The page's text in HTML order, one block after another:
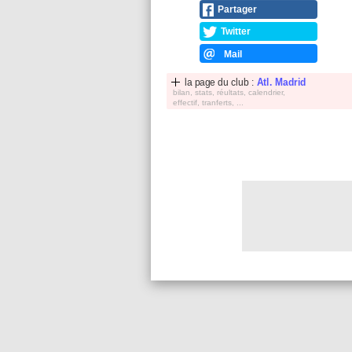
Partager
Twitter
Mail
la page du club : Atl. Madrid
bilan, stats, réultats, calendrier,
effectif, tranferts, ...